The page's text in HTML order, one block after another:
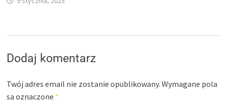
Dodaj komentarz
Twój adres email nie zostanie opublikowany. Wymagane pola
są oznaczone *